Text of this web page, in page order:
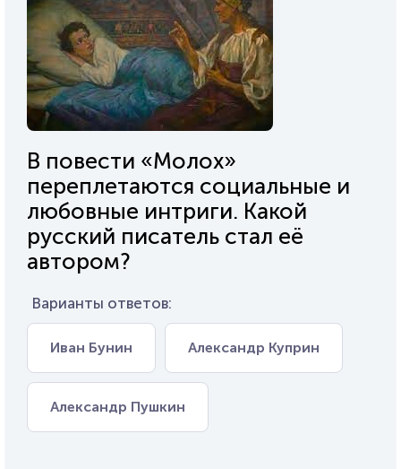
В повести «Молох»
переплетаются социальные и
любовные интриги. Какой
русский писатель стал её
автором?
Варианты ответов:
Иван Бунин Александр Куприн
Александр Пушкин